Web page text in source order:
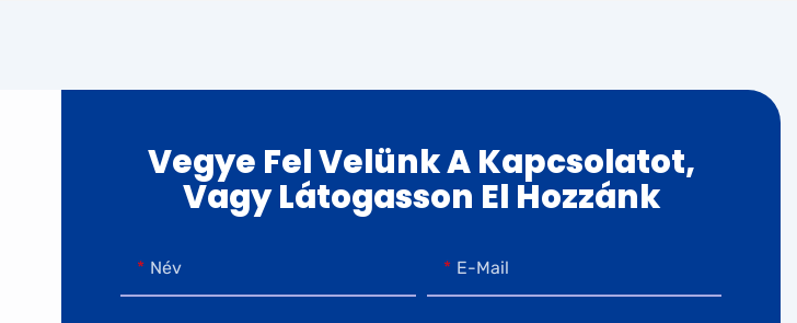
Vegye Fel Velünk A Kapcsolatot,
Vagy Látogasson El Hozzánk
Név E-Mail